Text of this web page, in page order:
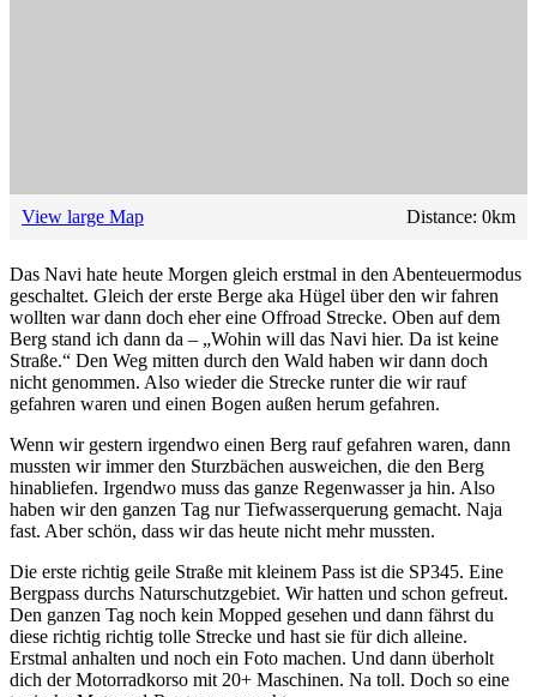
View large Map Distance: 0km
Das Navi hate heute Morgen gleich erstmal in den Abenteuermodus
geschaltet. Gleich der erste Berge aka Hügel über den wir fahren
wollten war dann doch eher eine Offroad Strecke. Oben auf dem
Berg stand ich dann da – „Wohin will das Navi hier. Da ist keine
Straße.“ Den Weg mitten durch den Wald haben wir dann doch
nicht genommen. Also wieder die Strecke runter die wir rauf
gefahren waren und einen Bogen außen herum gefahren.
Wenn wir gestern irgendwo einen Berg rauf gefahren waren, dann
mussten wir immer den Sturzbächen ausweichen, die den Berg
hinabliefen. Irgendwo muss das ganze Regenwasser ja hin. Also
haben wir den ganzen Tag nur Tiefwasserquerung gemacht. Naja
fast. Aber schön, dass wir das heute nicht mehr mussten.
Die erste richtig geile Straße mit kleinem Pass ist die SP345. Eine
Bergpass durchs Naturschutzgebiet. Wir hatten und schon gefreut.
Den ganzen Tag noch kein Mopped gesehen und dann fährst du
diese richtig richtig tolle Strecke und hast sie für dich alleine.
Erstmal anhalten und noch ein Foto machen. Und dann überholt
dich der Motorradkorso mit 20+ Maschinen. Na toll. Doch so eine